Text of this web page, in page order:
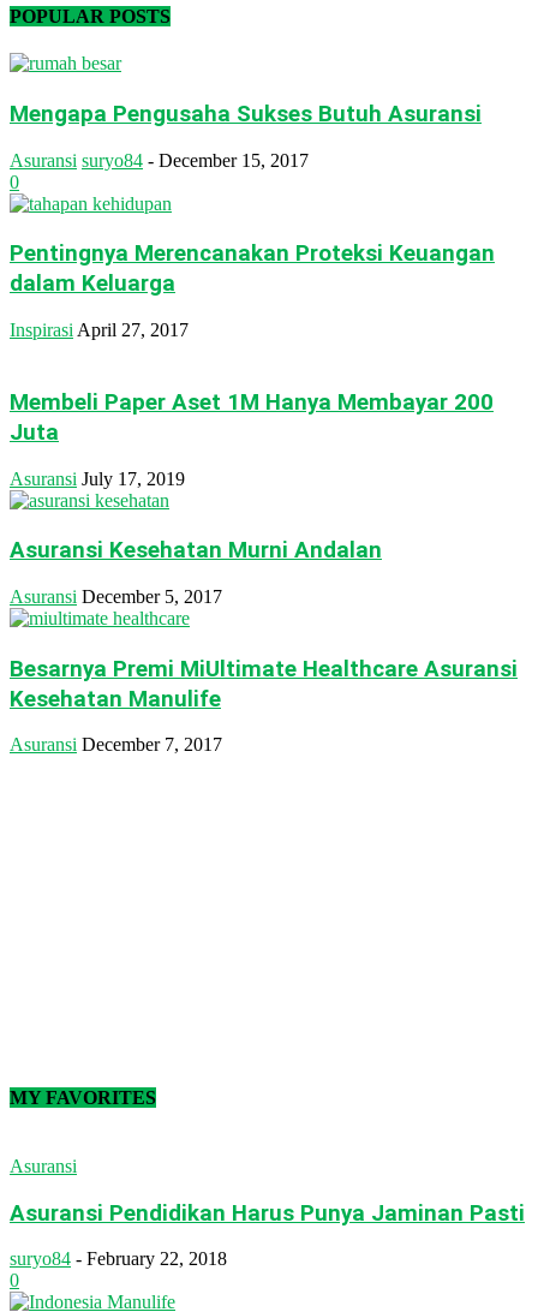
POPULAR POSTS
Mengapa Pengusaha Sukses Butuh Asuransi
Asuransi suryo84 - December 15, 2017
0
Pentingnya Merencanakan Proteksi Keuangan
dalam Keluarga
Inspirasi April 27, 2017
Membeli Paper Aset 1M Hanya Membayar 200
Juta
Asuransi July 17, 2019
Asuransi Kesehatan Murni Andalan
Asuransi December 5, 2017
Besarnya Premi MiUltimate Healthcare Asuransi
Kesehatan Manulife
Asuransi December 7, 2017
MY FAVORITES
Asuransi
Asuransi Pendidikan Harus Punya Jaminan Pasti
suryo84 - February 22, 2018
0